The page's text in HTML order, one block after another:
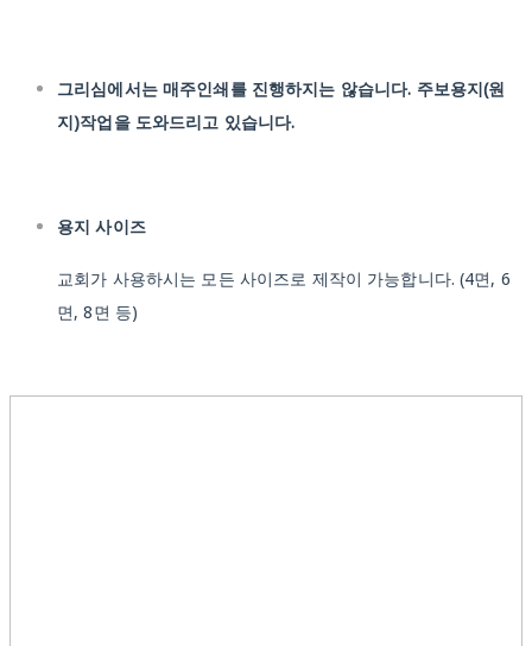
그리심에서는 매주인쇄를 진행하지는 않습니다. 주보용지(원
지)작업을 도와드리고 있습니다.
용지 사이즈
교회가 사용하시는 모든 사이즈로 제작이 가능합니다.(4면, 6
면, 8면 등)